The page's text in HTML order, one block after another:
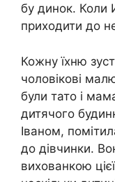
бу динок. Коли
приходити до
Кожну їхню
чоловікові
були тато і
дитячого
Іваном,
до дівчинки.
вихованкою